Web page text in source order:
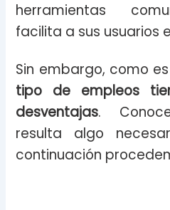
herramientas
facilita a sus usuarios
Sin embargo, como
tipo de empleos
desventajas.
resulta algo
continuación